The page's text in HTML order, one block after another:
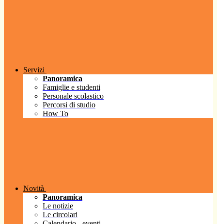
Servizi
Panoramica
Famiglie e studenti
Personale scolastico
Percorsi di studio
How To
Novità
Panoramica
Le notizie
Le circolari